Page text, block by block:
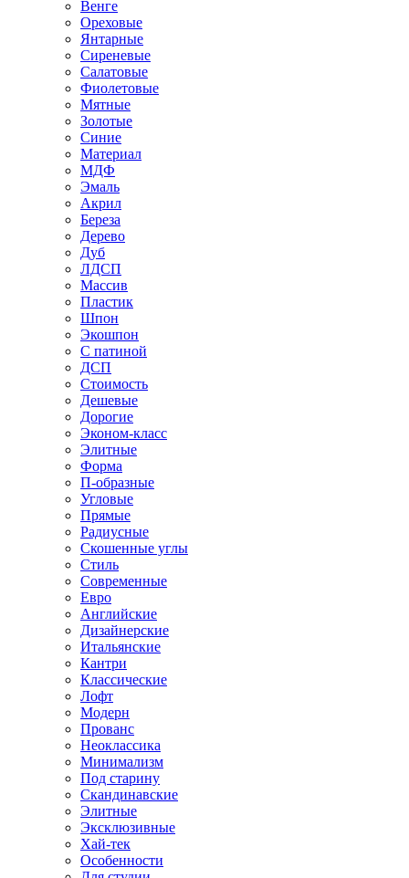
Венге
Ореховые
Янтарные
Сиреневые
Салатовые
Фиолетовые
Мятные
Золотые
Синие
Материал
МДФ
Эмаль
Акрил
Береза
Дерево
Дуб
ЛДСП
Массив
Пластик
Шпон
Экошпон
С патиной
ДСП
Стоимость
Дешевые
Дорогие
Эконом-класс
Элитные
Форма
П-образные
Угловые
Прямые
Радиусные
Скошенные углы
Стиль
Современные
Евро
Английские
Дизайнерские
Итальянские
Кантри
Классические
Лофт
Модерн
Прованс
Неоклассика
Минимализм
Под старину
Скандинавские
Элитные
Эксклюзивные
Хай-тек
Особенности